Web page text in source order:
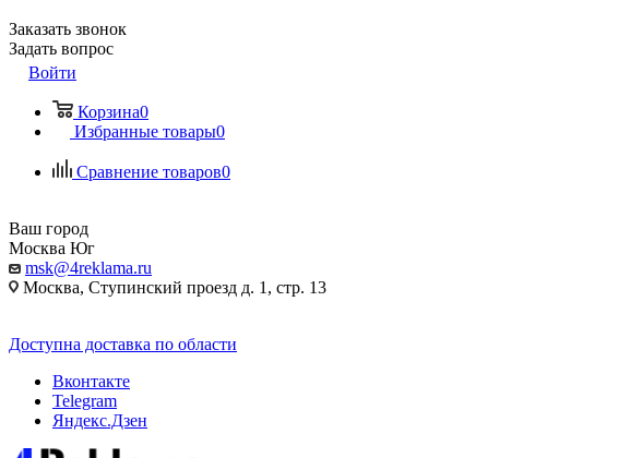
Заказать звонок
Задать вопрос
Войти
Корзина0
Избранные товары0
Сравнение товаров0
Ваш город
Москва Юг
msk@4reklama.ru
Москва, Ступинский проезд д. 1, стр. 13
Доступна доставка по области
Вконтакте
Telegram
Яндекс.Дзен